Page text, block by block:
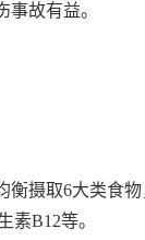
故有益。
衡摄取6大类食
素B12等。